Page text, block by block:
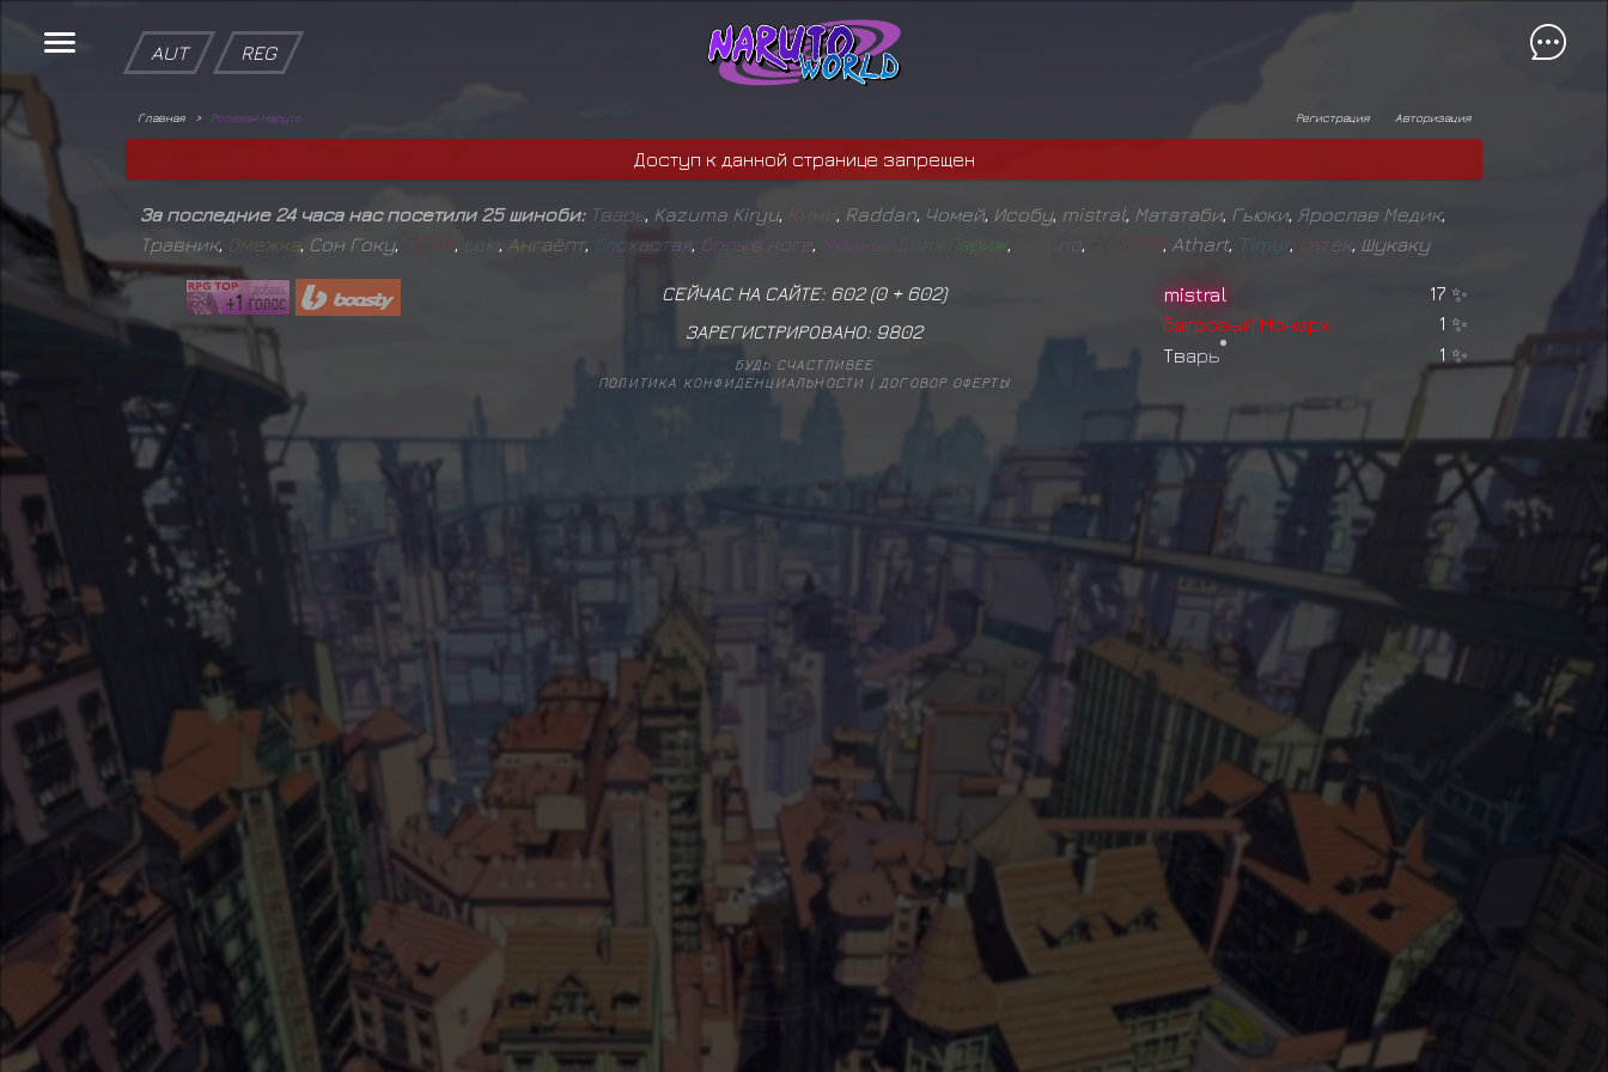
AUT REG
Главная Ролевая Наруто Авторизация
Регистрация
Доступ к данной странице запрещен
За последние 24 часа нас посетили 25 шиноби: Тварь Kazuma Kiryu Ки Raddan Чомей Исобу, mistral Мататаби Гьюки Ярослав Медик,
Травник, Омежка, Сон Гоку, E FIX ki, Ангаёпт, Блохастая, боль в ноге Мощ ариж, r io TER, Athart, Timur, Батёк, Шукаку
СЕЙЧАС НА САЙТЕ: 602 (0+ 602)
ЗАРЕГИСТРИРОВАНО: 9802
БУДЬ СЧАСТЛИВЕЕ
ПОЛИТИКА КОНФИДЕНЦИАЛЬНОСТИ |ДОГОВОР ОФЕРТЫ
mistral 17 ✨
Багровый Монарх 1 ✨
Тварь 1 ✨